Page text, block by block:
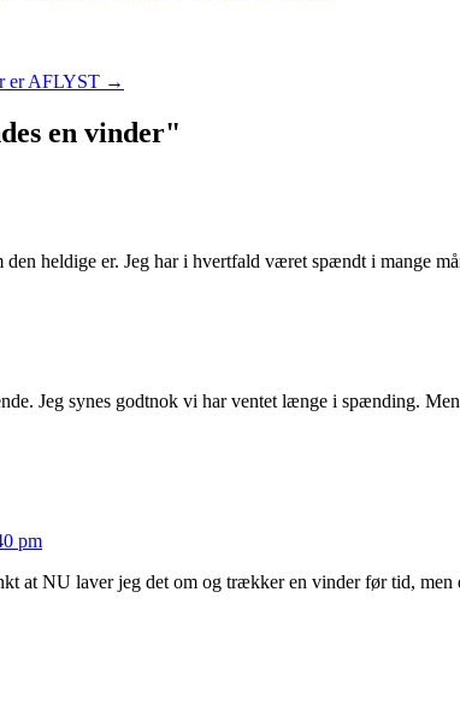
er AFLYST →
en vinder"
heldige er. Jeg har i hvertfald været spændt i mange
Jeg synes godtnok vi har ventet længe i spænding.
pm
at NU laver jeg det om og trækker en vinder før tid, men